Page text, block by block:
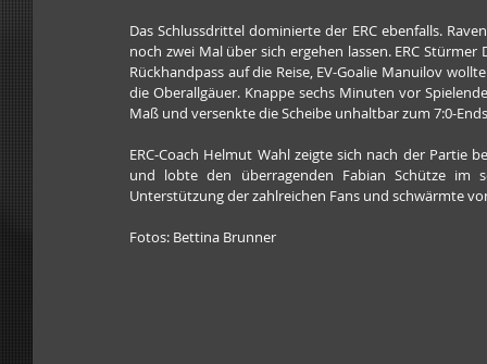
Das Schlussdrittel dominierte der ERC ebenfalls.
noch zwei Mal über sich ergehen lassen. ERC
Rückhandpass auf die Reise, EV-Goalie Manuilov
die Oberallgäuer. Knappe sechs Minuten vor
Maß und versenkte die Scheibe unhaltbar zum 7:0-
ERC-Coach Helmut Wahl zeigte sich nach der
und lobte den überragenden Fabian Schütze im
Unterstützung der zahlreichen Fans und schwärmte
Fotos: Bettina Brunner